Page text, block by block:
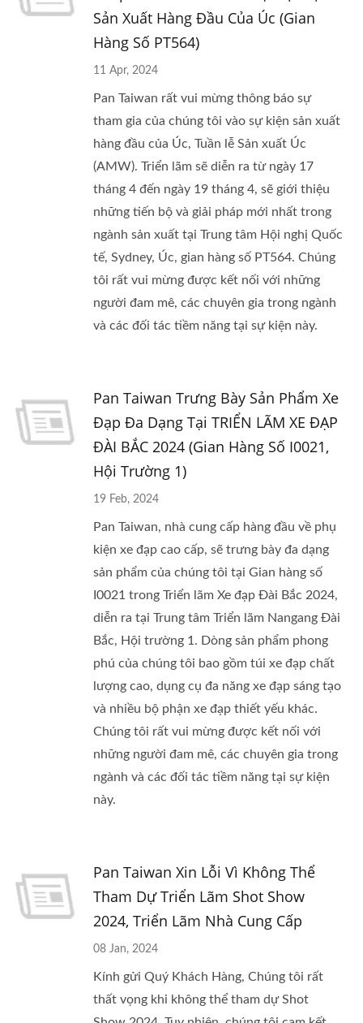
Sản Xuất Hàng Đầu Của Úc (Gian
Hàng Số PT564)
11 Apr, 2024
Pan Taiwan rất vui mừng thông báo sự
tham gia của chúng tôi vào sự kiện sản xuất
hàng đầu của Úc, Tuần lễ Sản xuất Úc
(AMW). Triển lãm sẽ diễn ra từ ngày 17
tháng 4 đến ngày 19 tháng 4, sẽ giới thiệu
những tiến bộ và giải pháp mới nhất trong
ngành sản xuất tại Trung tâm Hội nghị Quốc
tế, Sydney, Úc, gian hàng số PT564. Chúng
tôi rất vui mừng được kết nối với những
người đam mê, các chuyên gia trong ngành
và các đối tác tiềm năng tại sự kiện này.
Pan Taiwan Trưng Bày Sản Phẩm Xe
Đạp Đa Dạng Tại TRIỂN LÃM XE ĐẠP
ĐÀI BẮC 2024 (Gian Hàng Số I0021,
Hội Trường 1)
19 Feb, 2024
Pan Taiwan, nhà cung cấp hàng đầu về phụ
kiện xe đạp cao cấp, sẽ trưng bày đa dạng
sản phẩm của chúng tôi tại Gian hàng số
I0021 trong Triển lãm Xe đạp Đài Bắc 2024,
diễn ra tại Trung tâm Triển lãm Nangang Đài
Bắc, Hội trường 1. Dòng sản phẩm phong
phú của chúng tôi bao gồm túi xe đạp chất
lượng cao, dụng cụ đa năng xe đạp sáng tạo
và nhiều bộ phận xe đạp thiết yếu khác.
Chúng tôi rất vui mừng được kết nối với
những người đam mê, các chuyên gia trong
ngành và các đối tác tiềm năng tại sự kiện
này.
Pan Taiwan Xin Lỗi Vì Không Thể
Tham Dự Triển Lãm Shot Show
2024, Triển Lãm Nhà Cung Cấp
08 Jan, 2024
Kính gửi Quý Khách Hàng, Chúng tôi rất
thất vọng khi không thể tham dự Shot